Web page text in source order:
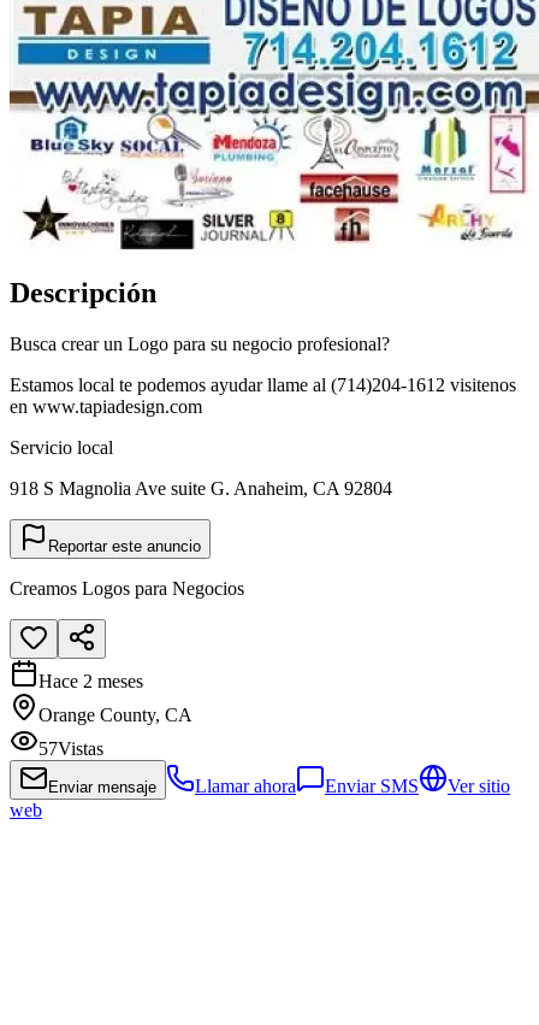
Descripción
Busca crear un Logo para su negocio profesional?
Estamos local te podemos ayudar llame al (714)204-1612 visitenos
en www.tapiadesign.com
Servicio local
918 S Magnolia Ave suite G. Anaheim, CA 92804
Reportar este anuncio
Creamos Logos para Negocios
Hace 2 meses
Orange County, CA
57Vistas
Enviar mensaje Llamar ahora Enviar SMS
Ver sitio
web